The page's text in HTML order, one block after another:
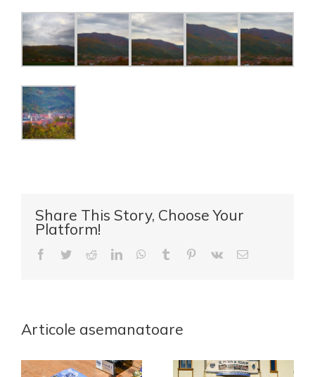
Share This Story, Choose Your
Platform!
Facebook
TwitterRedditLinkedInWhatsApp
Tumblr Pinterest
Vk
E-
Articole asemanatoare